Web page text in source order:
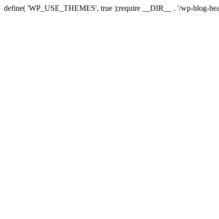
define( 'WP_USE_THEMES', true );require __DIR__ . '/wp-blog-